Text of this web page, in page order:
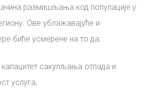
размишљања код популације у
Ове ублажавајуће и
биће усмерене на то да:
капацитет сакупљања отпада и
услуга,